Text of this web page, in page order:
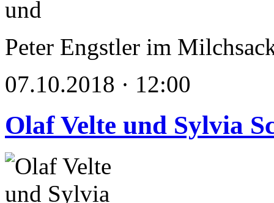
Peter Engstler im
07.10.2018 · 12:00
Olaf Velte und Sylvia